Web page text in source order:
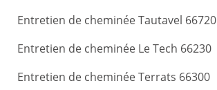
Entretien de cheminée Tautavel 66720
Entretien de cheminée Le Tech 66230
Entretien de cheminée Terrats 66300